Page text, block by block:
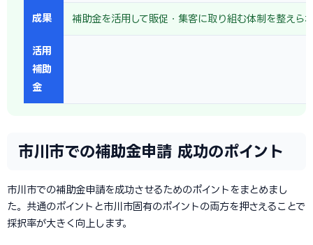
成果 補助金を活用して販促・集客に取り組む体制を整えら
活用
補助
金
市川市での補助金申請 成功のポイント
市川市での補助金申請を成功させるためのポイントをまとめまし
た。共通のポイントと市川市固有のポイントの両方を押さえることで
採択率が大きく向上します。